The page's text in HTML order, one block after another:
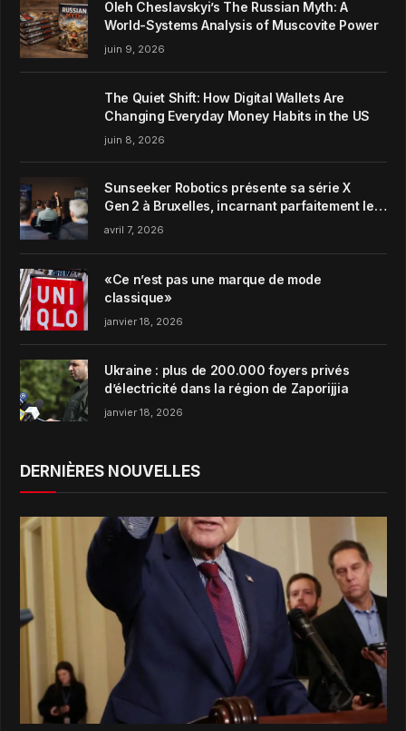
Oleh Cheslavskyi’s The Russian Myth: A
World-Systems Analysis of Muscovite Power
juin 9, 2026
The Quiet Shift: How Digital Wallets Are
Changing Everyday Money Habits in the US
juin 8, 2026
Sunseeker Robotics présente sa série X
Gen 2 à Bruxelles, incarnant parfaitement le
concept de Garden Harmony de la marque
avril 7, 2026
«Ce n’est pas une marque de mode
classique»
janvier 18, 2026
Ukraine : plus de 200.000 foyers privés
d’électricité dans la région de Zaporijjia
janvier 18, 2026
DERNIÈRES NOUVELLES